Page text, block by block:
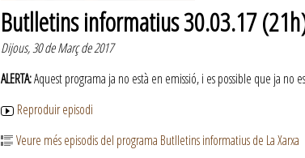
Butlletins informatius 30.03.17
Dijous, 30 de Març de 2017
ALERTA:Aquest programa ja no està en emissió, i es possible que ja no
Reproduir episodi
Veure més episodis del programa Butlletins informatius de La Xarxa